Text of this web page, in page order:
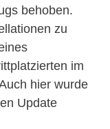
behoben.
zu
im
hier wurde
Update